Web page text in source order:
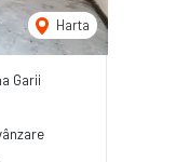
Harta
Garii